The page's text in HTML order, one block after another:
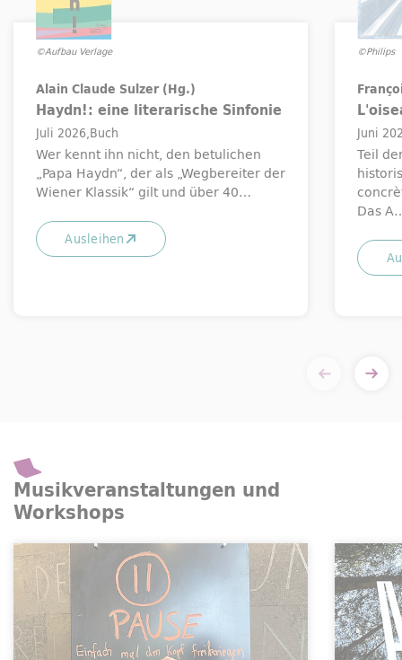
©Aufbau Verlage
Alain Claude Sulzer (Hg.)
Haydn!: eine literarische Sinfonie
Juli 2026 Buch
Wer kennt ihn nicht, den betulichen
„Papa Haydn“, der als „Wegbereiter der
Wiener Klassik“ gilt und über 40…
Ausleihen
©Philips
Juni
Teil
Das
Musikveranstaltungen und
Workshops